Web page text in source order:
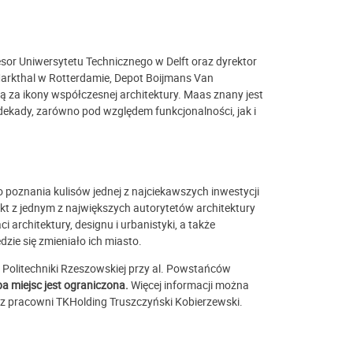
Uniwersytetu Technicznego w Delft oraz dyrektor
w Rotterdamie, Depot Boijmans Van
za ikony współczesnej architektury. Maas znany jest
zarówno pod względem funkcjonalności, jak i
kulisów jednej z najciekawszych inwestycji
z jednym z największych autorytetów architektury
architektury, designu i urbanistyki, a także
się zmieniało ich miasto.
Rzeszowskiej przy al. Powstańców
miejsc jest ograniczona. Więcej informacji można
pracowni TKHolding Truszczyński Kobierzewski.